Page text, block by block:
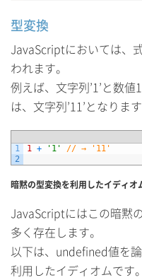
型変換
JavaScriptにおいては、
われます。
例えば、文字列’1’と数
は、文字列’11’となります
1
2
1 + '1' // → '11'
暗黙の型変換を利用したイディオ
JavaScriptにはこの暗黙
多く存在します。
以下は、undefined値を
利用したイディオムです。